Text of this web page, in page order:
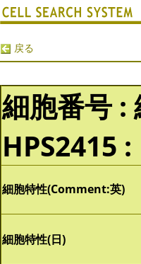
戻る
細胞番号 :
HPS2415 :
細胞特性(Comment:英)
細胞特性(日)